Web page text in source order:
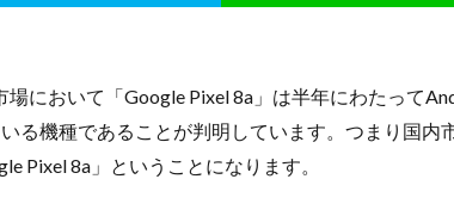
において「Google Pixel 8a」は半年にわたって
る機種であることが判明しています。つまり国内
Pixel 8a」ということになります。